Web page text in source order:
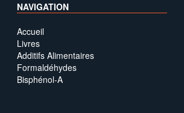
NAVIGATION
Accueil
Livres
Additifs Alimentaires
Formaldéhydes
Bisphénol-A